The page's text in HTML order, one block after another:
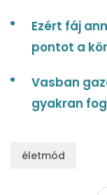
Ezért fáj
pontot a
Vasban
gyakran
életmód